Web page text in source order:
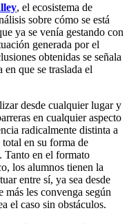
, el ecosistema de
sobre cómo se está
ya se venía gestando con
generada por el
obtenidas se señala
que se traslada el
desde cualquier lugar y
en cualquier aspecto
radicalmente distinta a
en su forma de
Tanto en el formato
los alumnos tienen la
entre sí, ya sea desde
más les convenga según
el caso sin obstáculos.